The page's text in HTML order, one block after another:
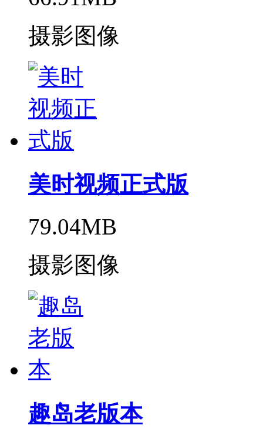
摄影图像
美时视频正式版
79.04MB
摄影图像
趣岛老版本